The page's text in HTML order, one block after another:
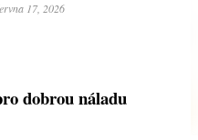
17, 2026
dobrou náladu